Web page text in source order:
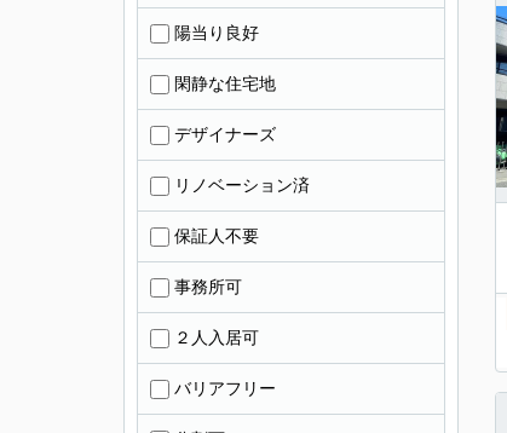
陽当り良好
閑静な住宅地
デザイナーズ
リノベーション済
保証人不要
事務所可
２人入居可
バリアフリー